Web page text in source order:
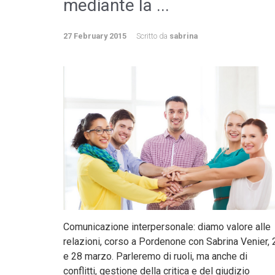
mediante la ...
27 February 2015 Scritto da sabrina
Comunicazione interpersonale: diamo valore alle
relazioni, corso a Pordenone con Sabrina Venier,
e 28 marzo. Parleremo di ruoli, ma anche di
conflitti, gestione della critica e del giudizio